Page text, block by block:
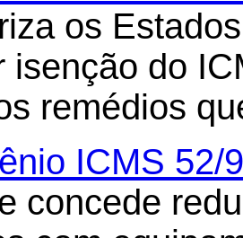
os
isenção do
remédios
ICMS 52/
concede